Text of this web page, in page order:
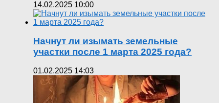
14.02.2025 10:00
Начнут ли изымать земельные
участки после 1 марта 2025 года?
01.02.2025 14:03